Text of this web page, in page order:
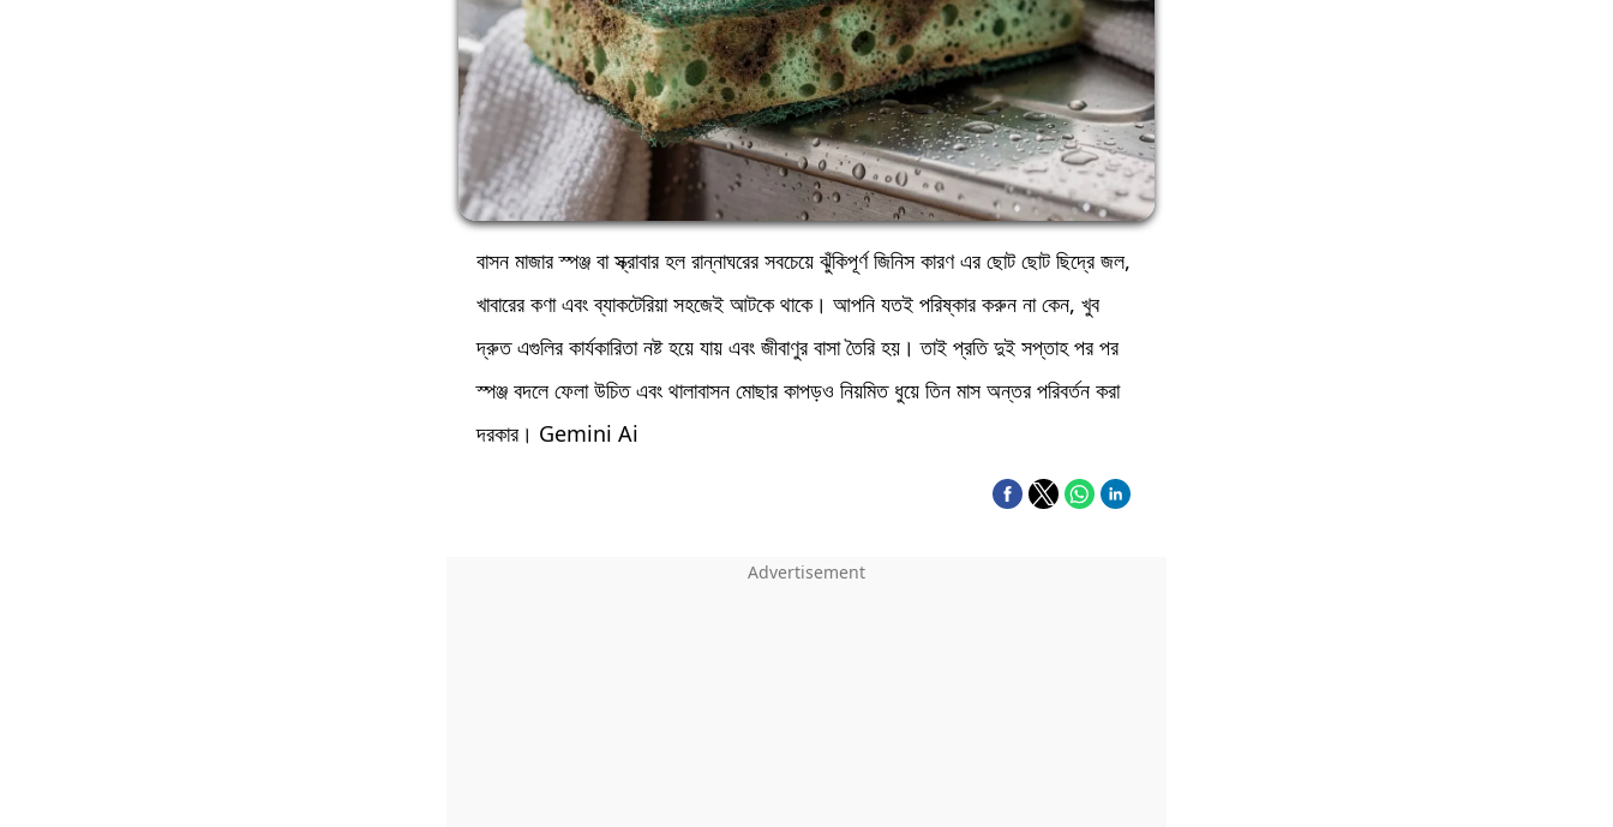
বাসন মাজার স্পঞ্জ বা স্ক্রাবার হল রান্নাঘরের সবচেয়ে ঝুঁকিপূর্ণ জিনিস কারণ এর ছোট ছোট ছিদ্রে জল,
খাবারের কণা এবং ব্যাকটেরিয়া সহজেই আটকে থাকে। আপনি যতই পরিষ্কার করুন না কেন, খুব
দ্রুত এগুলির কার্যকারিতা নষ্ট হয়ে যায় এবং জীবাণুর বাসা তৈরি হয়। তাই প্রতি দুই সপ্তাহ পর পর
স্পঞ্জ বদলে ফেলা উচিত এবং থালাবাসন মোছার কাপড়ও নিয়মিত ধুয়ে তিন মাস অন্তর পরিবর্তন করা
দরকার। Gemini Ai